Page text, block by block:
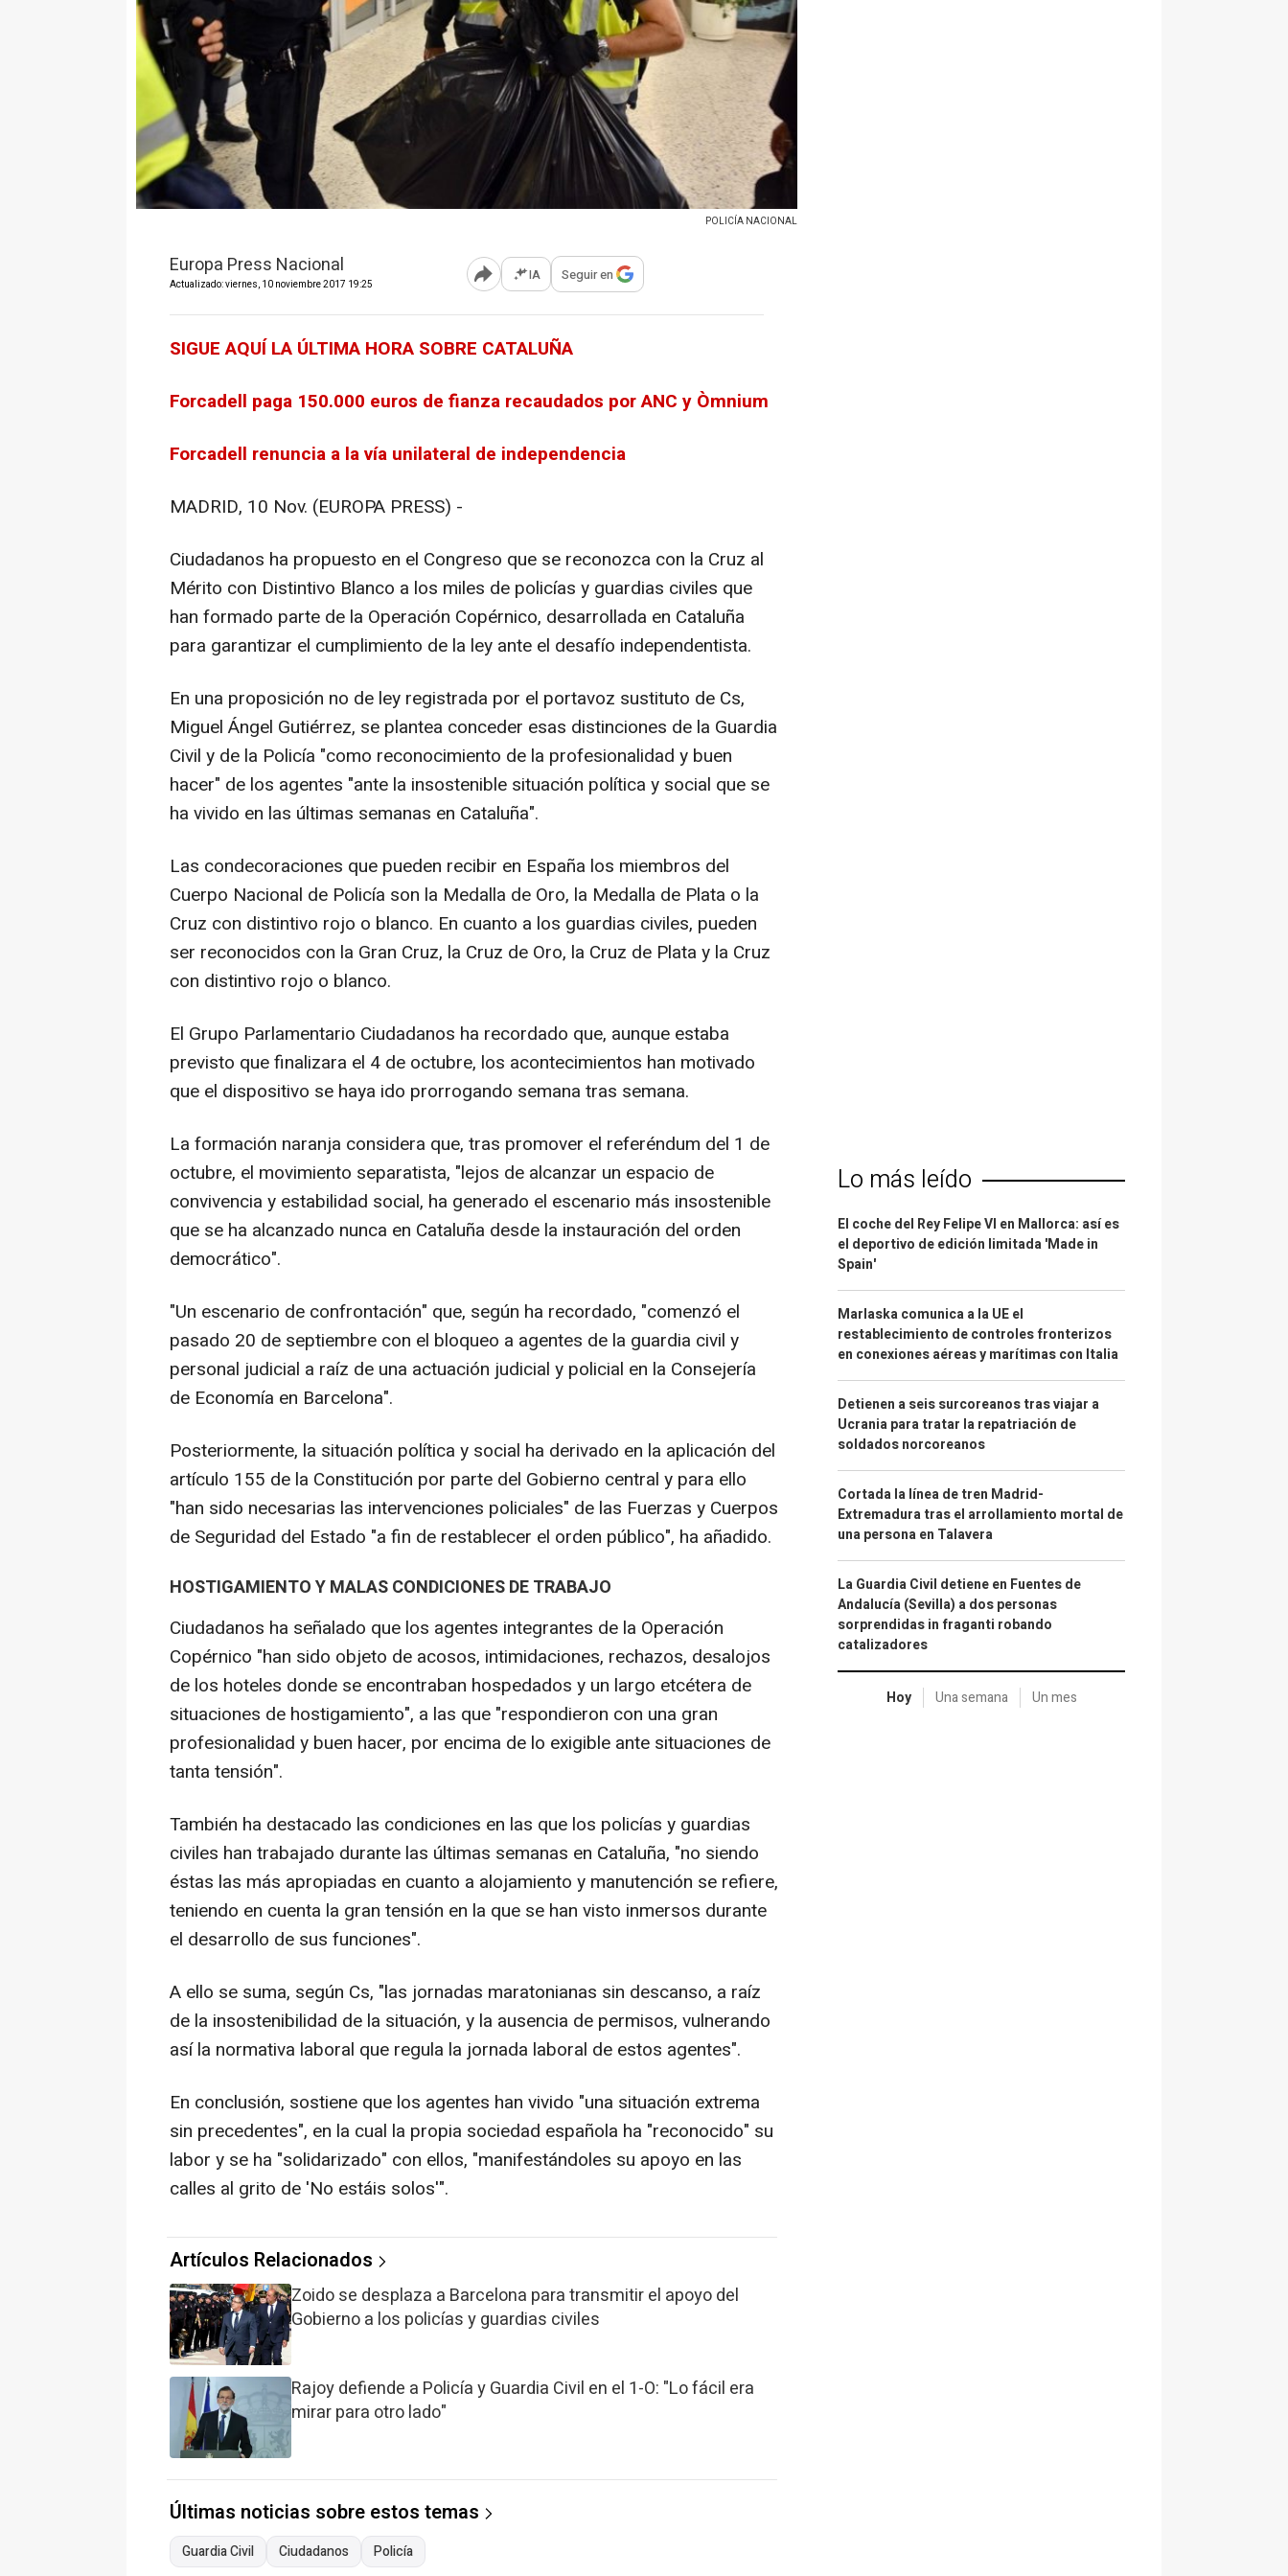
POLICÍA NACIONAL
Europa Press Nacional
Actualizado: viernes, 10 noviembre 2017 19:25 Abrir opciones para compartir
IA Seguir en
SIGUE AQUÍ LA ÚLTIMA HORA SOBRE CATALUÑA
Forcadell paga 150.000 euros de fianza recaudados por ANC y Òmnium
Forcadell renuncia a la vía unilateral de independencia
MADRID, 10 Nov. (EUROPA PRESS) -
Ciudadanos ha propuesto en el Congreso que se reconozca con la Cruz al
Mérito con Distintivo Blanco a los miles de policías y guardias civiles que
han formado parte de la Operación Copérnico, desarrollada en Cataluña
para garantizar el cumplimiento de la ley ante el desafío independentista.
En una proposición no de ley registrada por el portavoz sustituto de Cs,
Miguel Ángel Gutiérrez, se plantea conceder esas distinciones de la Guardia
Civil y de la Policía "como reconocimiento de la profesionalidad y buen
hacer" de los agentes "ante la insostenible situación política y social que se
ha vivido en las últimas semanas en Cataluña".
Las condecoraciones que pueden recibir en España los miembros del
Cuerpo Nacional de Policía son la Medalla de Oro, la Medalla de Plata o la
Cruz con distintivo rojo o blanco. En cuanto a los guardias civiles, pueden
ser reconocidos con la Gran Cruz, la Cruz de Oro, la Cruz de Plata y la Cruz
con distintivo rojo o blanco.
El Grupo Parlamentario Ciudadanos ha recordado que, aunque estaba
previsto que finalizara el 4 de octubre, los acontecimientos han motivado
que el dispositivo se haya ido prorrogando semana tras semana.
La formación naranja considera que, tras promover el referéndum del 1 de
octubre, el movimiento separatista, "lejos de alcanzar un espacio de
convivencia y estabilidad social, ha generado el escenario más insostenible
que se ha alcanzado nunca en Cataluña desde la instauración del orden
democrático".
"Un escenario de confrontación" que, según ha recordado, "comenzó el
pasado 20 de septiembre con el bloqueo a agentes de la guardia civil y
personal judicial a raíz de una actuación judicial y policial en la Consejería
de Economía en Barcelona".
Posteriormente, la situación política y social ha derivado en la aplicación del
artículo 155 de la Constitución por parte del Gobierno central y para ello
"han sido necesarias las intervenciones policiales" de las Fuerzas y Cuerpos
de Seguridad del Estado "a fin de restablecer el orden público", ha añadido.
HOSTIGAMIENTO Y MALAS CONDICIONES DE TRABAJO
Ciudadanos ha señalado que los agentes integrantes de la Operación
Copérnico "han sido objeto de acosos, intimidaciones, rechazos, desalojos
de los hoteles donde se encontraban hospedados y un largo etcétera de
situaciones de hostigamiento", a las que "respondieron con una gran
profesionalidad y buen hacer, por encima de lo exigible ante situaciones de
tanta tensión".
También ha destacado las condiciones en las que los policías y guardias
civiles han trabajado durante las últimas semanas en Cataluña, "no siendo
éstas las más apropiadas en cuanto a alojamiento y manutención se refiere,
teniendo en cuenta la gran tensión en la que se han visto inmersos durante
el desarrollo de sus funciones".
A ello se suma, según Cs, "las jornadas maratonianas sin descanso, a raíz
de la insostenibilidad de la situación, y la ausencia de permisos, vulnerando
así la normativa laboral que regula la jornada laboral de estos agentes".
En conclusión, sostiene que los agentes han vivido "una situación extrema
sin precedentes", en la cual la propia sociedad española ha "reconocido" su
labor y se ha "solidarizado" con ellos, "manifestándoles su apoyo en las
calles al grito de 'No estáis solos'".
Artículos Relacionados
Zoido se desplaza a Barcelona para transmitir el apoyo del
Gobierno a los policías y guardias civiles
Rajoy defiende a Policía y Guardia Civil en el 1-O: "Lo fácil era
mirar para otro lado"
Últimas noticias sobre estos temas
Guardia Civil Ciudadanos Policía
Lo más leído
El coche del Rey Felipe VI en Mallorca: así es
el deportivo de edición limitada 'Made in
Spain'
Marlaska comunica a la UE el
restablecimiento de controles fronterizos
en conexiones aéreas y marítimas con Italia
Detienen a seis surcoreanos tras viajar a
Ucrania para tratar la repatriación de
soldados norcoreanos
Cortada la línea de tren Madrid-
Extremadura tras el arrollamiento mortal de
una persona en Talavera
La Guardia Civil detiene en Fuentes de
Andalucía (Sevilla) a dos personas
sorprendidas in fraganti robando
catalizadores
Hoy Una semana Un mes